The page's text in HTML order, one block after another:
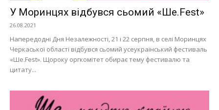
У Моринцях відбувся сьомий «Ше.Fest»
26.08.2021
Напередодні Дня Незалежності, 21 і 22 серпня, в селі Моринцях
Черкаської області відбувся сьомий усеукраїнський фестиваль
«Ше.Fest». Щороку оргкомітет обирає тему фестивалю та
цитату...